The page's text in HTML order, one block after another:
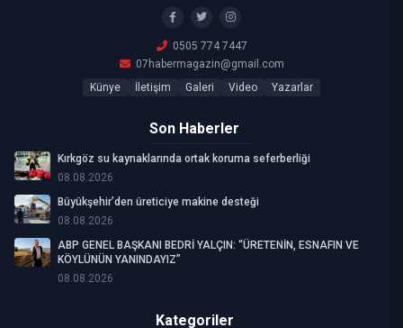
0505 774 7447
07habermagazin@gmail.com
Künye
İletişim Galeri Video Yazarlar
Son Haberler
Kırkgöz su kaynaklarında ortak koruma seferberliği
08.08.2026
Büyükşehir’den üreticiye makine desteği
08.08.2026
ABP GENEL BAŞKANI BEDRİ YALÇIN: “ÜRETENİN, ESNAFIN VE
KÖYLÜNÜN YANINDAYIZ”
08.08.2026
Kategoriler